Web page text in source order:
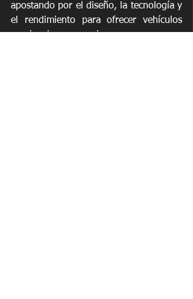
apostando por el diseño, la tecnología y
el rendimiento para ofrecer vehículos
que inspiran y emocionan.